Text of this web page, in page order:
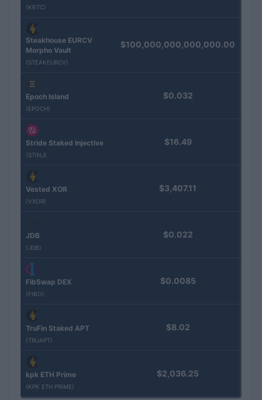
(KBTC)
Steakhouse EURCV
Morpho Vault
(STEAKEURCV)
$100,000,000,000,000.00
Epoch Island
(EPOCH)
$0.032
Stride Staked Injective
(STINJ)
$16.49
Vested XOR
(VXOR)
$3,407.11
JDB
(JDB)
$0.022
FibSwap DEX
(FIBO)
$0.0085
TruFin Staked APT
(TRUAPT)
$8.02
kpk ETH Prime
(KPK ETH PRIME)
$2,036.25